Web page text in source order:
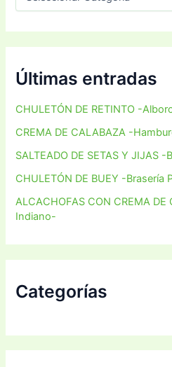
Últimas entradas
CHULETÓN DE RETINTO -
CREMA DE CALABAZA -
SALTEADO DE SETAS Y JIJAS -
CHULETÓN DE BUEY -Brasería
ALCACHOFAS CON CREMA
Indiano-
Categorías